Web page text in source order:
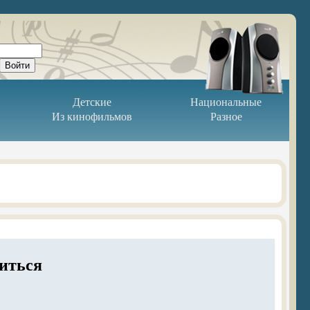
Детские
Национальные
Из кинофильмов Разное